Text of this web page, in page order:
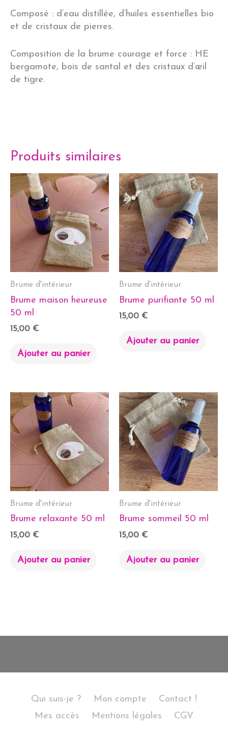
Composé : d’eau distillée, d’huiles essentielles bio
et de cristaux de pierres.
Composition de la brume courage et force : HE
bergamote, bois de santal et des cristaux d’œil
de tigre.
Produits similaires
Brume d'intérieur
Brume maison heureuse
50 ml
15,00 €
Ajouter au panier
Brume d'intérieur
Brume purifiante 50 ml
15,00 €
Ajouter au panier
Brume d'intérieur
Brume relaxante 50 ml
15,00 €
Ajouter au panier
Brume d'intérieur
Brume sommeil 50 ml
15,00 €
Ajouter au panier
Qui suis-je ? Mon compte
Contact !
Mes accès
Mentions légales CGV